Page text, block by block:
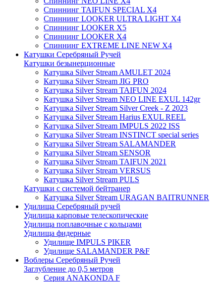
Спиннинг TAIFUN SPECIAL X4
Спиннинг LOOKER ULTRA LIGHT X4
Спиннинг LOOKER X5
Спиннинг LOOKER X4
Спиннинг EXTREME LINE NEW X4
Катушки Серебряный Ручей
Катушки безынерционные
Катушка Silver Stream AMULET 2024
Катушка Silver Stream JIG PRO
Катушка Silver Stream TAIFUN 2024
Катушка Silver Stream NEO LINE EXUL 142gr
Катушка Silver Stream Silver Creek - Z 2023
Катушка Silver Stream Harius EXUL REEL
Катушка Silver Stream IMPULS 2022 ISS
Катушка Silver Stream INSTINCT special series
Катушка Silver Stream SALAMANDER
Катушка Silver Stream SENSOR
Катушка Silver Stream TAIFUN 2021
Катушка Silver Stream VERSUS
Катушка Silver Stream PULS
Катушки с системой бейтранер
Катушка Silver Stream URAGAN BAITRUNNER
Удилища Серебряный ручей
Удилища карповые телескопические
Удилища поплавочные с кольцами
Удилища фидерные
Удилище IMPULS PIKER
Удилище SALAMANDER P&F
Воблеры Серебряный Ручей
Заглубление до 0,5 метров
Серия ANAKONDA F